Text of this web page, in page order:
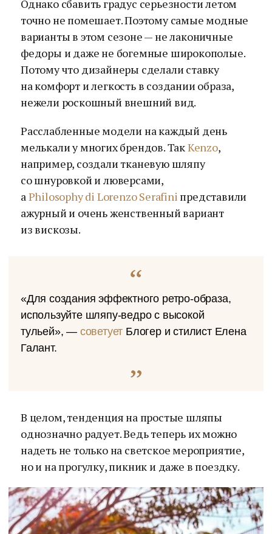
Однако сбавить градус серьезности летом
точно не помешает. Поэтому самые модные
варианты в этом сезоне — не лаконичные
федоры и даже не богемные широкополые.
Потому что дизайнеры сделали ставку
на комфорт и легкость в создании образа,
нежели роскошный внешний вид.
Расслабленные модели на каждый день
мелькали у многих брендов. ТакKenzo,
например, создали тканевую шляпу
со шнуровкой и люверсами,
аPhilosophy di Lorenzo Serafini представили
ажурный и очень женственный вариант
из вискозы.
«Для создания эффектного ретро-образа,
используйте шляпу-ведро с высокой
тульей», — советует Блогер и стилист Елена
Галант.
В целом, тенденция на простые шляпы
однозначно радует. Ведь теперь их можно
надеть не только на светское мероприятие,
но и на прогулку, пикник и даже в поездку.